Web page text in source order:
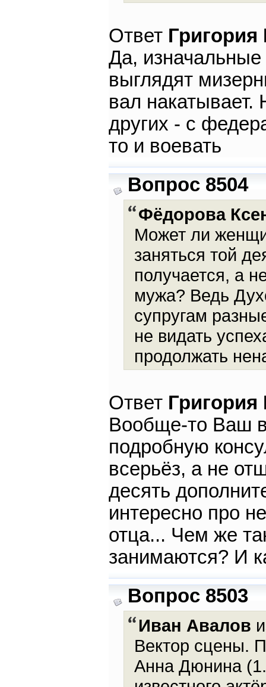
Ответ
Да,
выглядят
вал
других - с
то и воевать
Вопрос 8504
Фёдорова
Может ли
заняться той
получается, а
мужа? Ведь
супругам
не видать
продолжать
Ответ
Вообще-то Ваш
подробную
всерьёз, а не
десять
интересно про
отца... Чем же
занимаются? И
Вопрос 8503
Иван Авалов
Вектор сцены.
Анна Дюнина